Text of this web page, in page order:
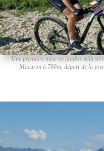
Une première mise en jambes déjà
Macaron à 780m, départ de la